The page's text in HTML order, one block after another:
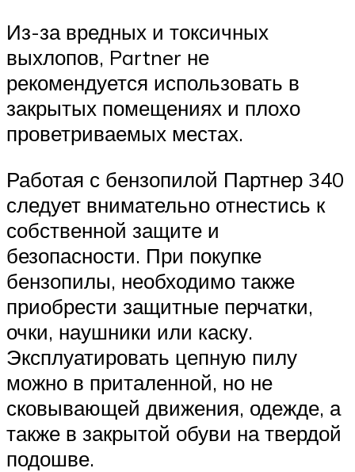
Из-за вредных и токсичных
выхлопов, Partner не
рекомендуется использовать в
закрытых помещениях и плохо
проветриваемых местах.
Работая с бензопилой Партнер 340
следует внимательно отнестись к
собственной защите и
безопасности. При покупке
бензопилы, необходимо также
приобрести защитные перчатки,
очки, наушники или каску.
Эксплуатировать цепную пилу
можно в приталенной, но не
сковывающей движения, одежде, а
также в закрытой обуви на твердой
подошве.